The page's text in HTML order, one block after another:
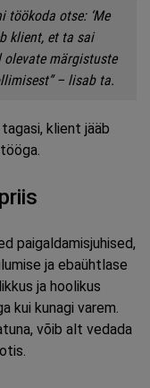
töökoda otse: ‘Me
klient, et ta sai
märgistuste
– lisab ta.
klient jääb
paigaldamisjuhised,
ja ebaühtlase
ja hoolikus
kui kunagi varem.
võib alt vedada